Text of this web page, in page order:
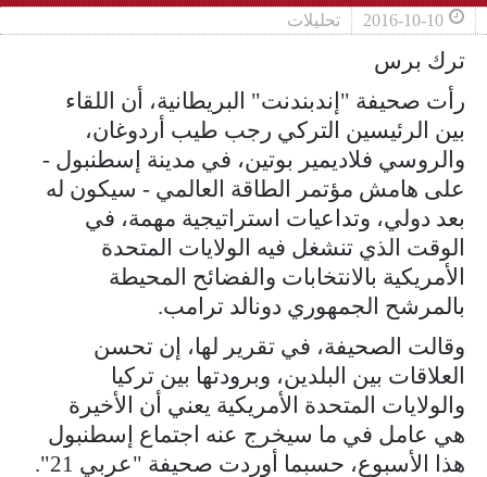
2016-10-10 تحليلات
ترك برس
رأت صحيفة "إندبندنت" البريطانية، أن اللقاء
بين الرئيسين التركي رجب طيب أردوغان،
والروسي فلاديمير بوتين، في مدينة إسطنبول -
على هامش مؤتمر الطاقة العالمي - سيكون له
بعد دولي، وتداعيات استراتيجية مهمة، في
الوقت الذي تنشغل فيه الولايات المتحدة
الأمريكية بالانتخابات والفضائح المحيطة
بالمرشح الجمهوري دونالد ترامب.
وقالت الصحيفة، في تقرير لها، إن تحسن
العلاقات بين البلدين، وبرودتها بين تركيا
والولايات المتحدة الأمريكية يعني أن الأخيرة
هي عامل في ما سيخرج عنه اجتماع إسطنبول
هذا الأسبوع، حسبما أوردت صحيفة "عربي 21".